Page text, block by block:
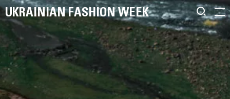
UKRAINIAN FASHION WEEK